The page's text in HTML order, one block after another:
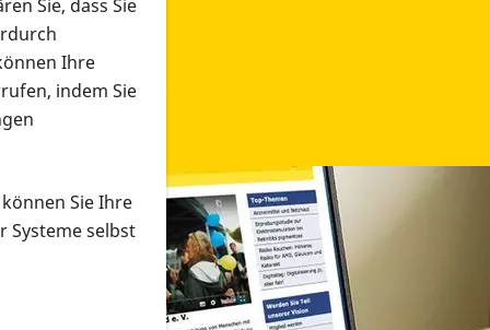
Sie, dass Sie
Ihre
indem Sie
Sie Ihre
Systeme selbst